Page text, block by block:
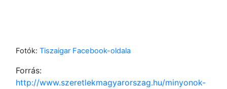
Fotók: Tiszaigar Facebook-oldala
Forrás:
http://www.szeretlekmagyarorszag.hu/minyonok-